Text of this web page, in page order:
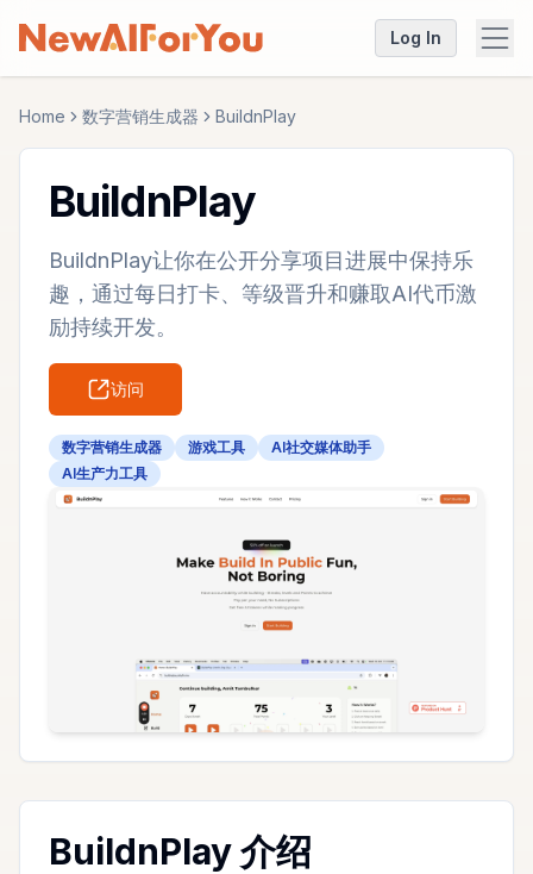
Log In
Home 数字营销生成器 BuildnPlay
BuildnPlay
BuildnPlay让你在公开分享项目进展中保持乐
趣，通过每日打卡、等级晋升和赚取AI代币激
励持续开发。
访问
数字营销生成器 游戏工具
AI社交媒体助手
AI生产力工具
BuildnPlay 介绍